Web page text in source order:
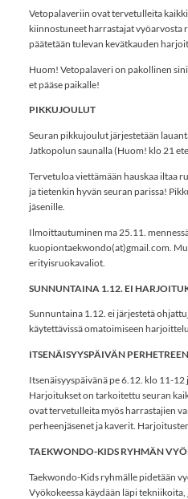
Vetopalaveriin ovat tervetulleita
kiinnostuneet harrastajat vyöarvosta
päätetään tulevan kevätkauden
Huom! Vetopalaveri on pakollinen
et pääse paikalle!
PIKKUJOULUT
Seuran pikkujoulut järjestetään
Jatkopolun saunalla (Huom! klo 21
Tervetuloa viettämään hauskaa iltaa
ja tietenkin hyvän seuran parissa!
jäsenille.
Ilmoittautuminen ma 25.11.
kuopiontaekwondo(at)gmail.com.
erityisruokavaliot.
SUNNUNTAINA 1.12. EI
Sunnuntaina 1.12. ei järjestetä
käytettävissä omatoimiseen
ITSENÄISYYSPÄIVÄN
Itsenäisyyspäivänä pe 6.12. klo 11-
Harjoitukset on tarkoitettu seuran
ovat tervetulleita myös harrastajien
perheenjäsenet ja kaverit.
TAEKWONDO-KIDS RYHMÄN
Taekwondo-Kids ryhmälle pidetään
Vyökokeessa käydään läpi